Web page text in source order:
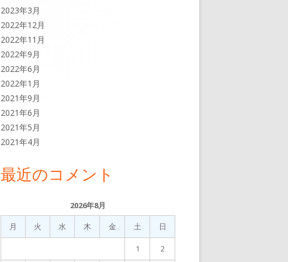
2023年3月
2022年12月
2022年11月
2022年9月
2022年6月
2022年1月
2021年9月
2021年6月
2021年5月
2021年4月
最近のコメント
2026年8月
月
火 水 木 金 土 日
1 2